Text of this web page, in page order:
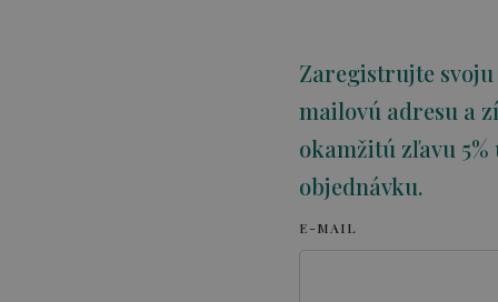
Zaregistrujte svoju
mailovú adresu a
okamžitú zľavu 5%
objednávku.
E-MAIL